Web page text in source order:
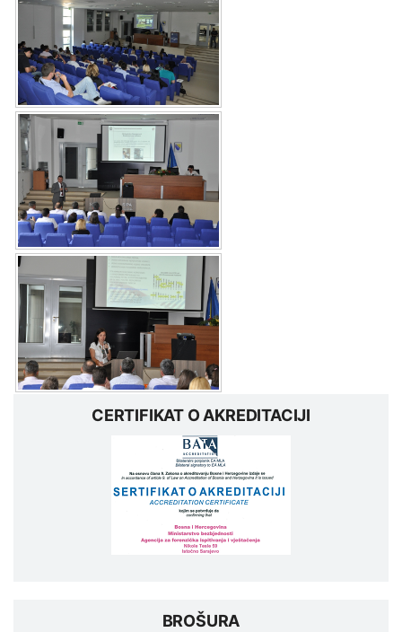
CERTIFIKAT O AKREDITACIJI
BROŠURA